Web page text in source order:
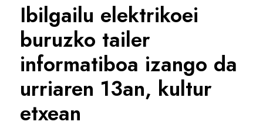
Ibilgailu elektrikoei
buruzko tailer
informatiboa izango da
urriaren 13an, kultur
etxean